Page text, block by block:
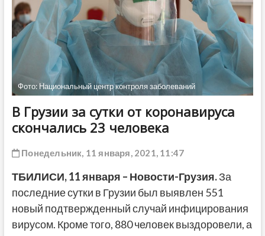
Фото: Национальный центр контроля заболеваний
В Грузии за сутки от коронавируса
скончались 23 человека
Понедельник, 11 января, 2021, 11:47
ТБИЛИСИ,11января – Новости-Грузия.За
последние сутки в Грузии был выявлен 551
новый подтвержденный случай инфицирования
вирусом. Кроме того, 880 человек выздоровели, а